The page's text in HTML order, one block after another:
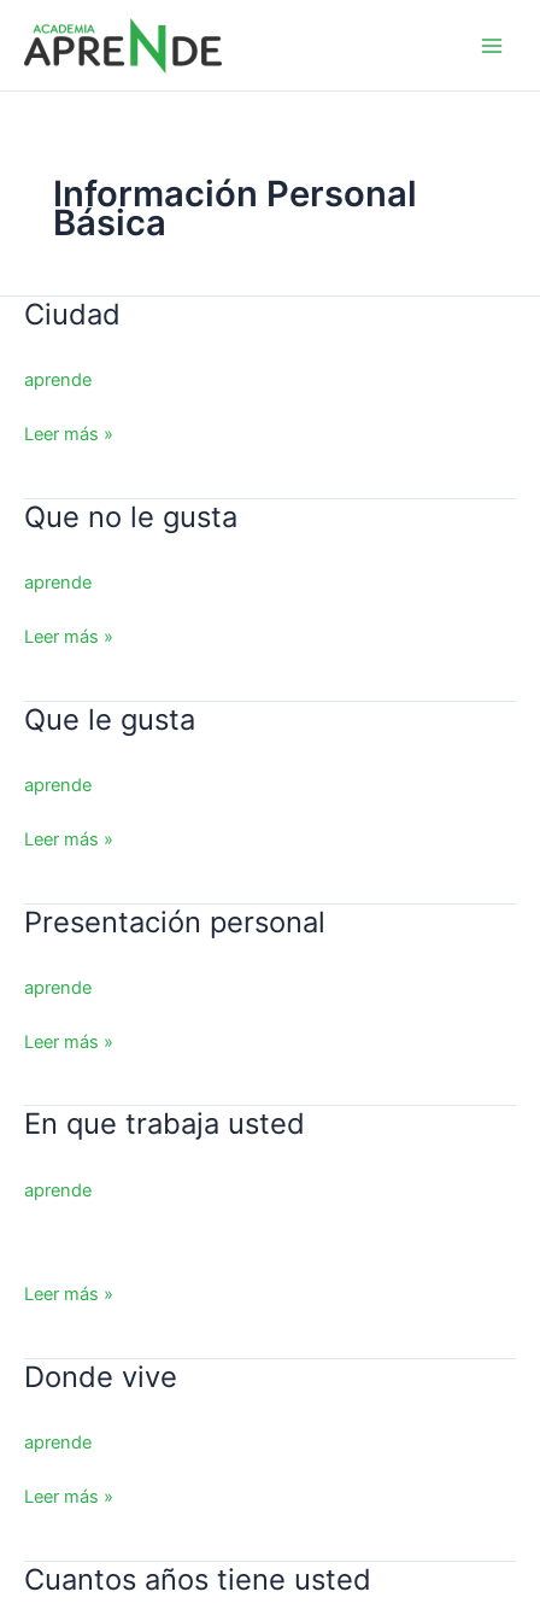
contenido
Información Personal
Básica
Ciudad
aprende
Ciudad
Leer más »
Que no le gusta
aprende
Que
gusta
Leer más »
Que le gusta
aprende
Que
Leer más »
Presentación personal
aprende
Presentación
Leer más »
En que trabaja usted
aprende
En
usted
Leer más »
Donde vive
aprende
Donde
Leer más »
Cuantos años tiene usted
Cuantos